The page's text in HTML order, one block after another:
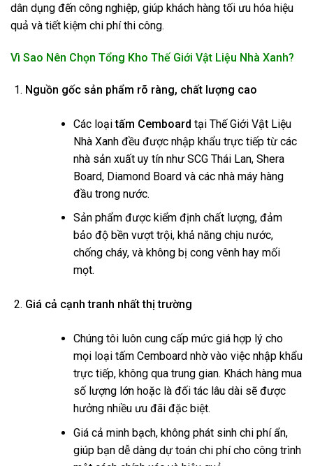
dân dụng đến công nghiệp, giúp khách hàng tối ưu hóa hiệu
quả và tiết kiệm chi phí thi công.
Vì Sao Nên Chọn Tổng Kho Thế Giới Vật Liệu Nhà Xanh?
Nguồn gốc sản phẩm rõ ràng, chất lượng cao
Các loạitấm Cemboard tại Thế Giới Vật Liệu
Nhà Xanh đều được nhập khẩu trực tiếp từ các
nhà sản xuất uy tín như SCG Thái Lan, Shera
Board, Diamond Board và các nhà máy hàng
đầu trong nước.
Sản phẩm được kiểm định chất lượng, đảm
bảo độ bền vượt trội, khả năng chịu nước,
chống cháy, và không bị cong vênh hay mối
mọt.
Giá cả cạnh tranh nhất thị trường
Chúng tôi luôn cung cấp mức giá hợp lý cho
mọi loại tấm Cemboard nhờ vào việc nhập khẩu
trực tiếp, không qua trung gian. Khách hàng mua
số lượng lớn hoặc là đối tác lâu dài sẽ được
hưởng nhiều ưu đãi đặc biệt.
Giá cả minh bạch, không phát sinh chi phí ẩn,
giúp bạn dễ dàng dự toán chi phí cho công trình